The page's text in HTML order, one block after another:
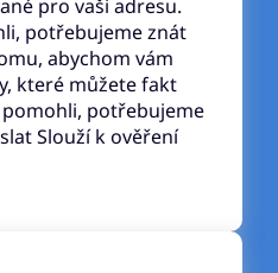
pro vaši adresu.
potřebujeme znát
abychom vám
které můžete fakt
potřebujeme
Slouží k ověření